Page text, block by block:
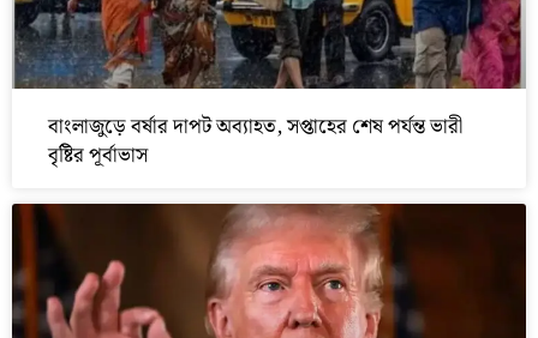
বাংলাজুড়ে বর্ষার দাপট অব্যাহত, সপ্তাহের শেষ পর্যন্ত ভারী
বৃষ্টির পূর্বাভাস